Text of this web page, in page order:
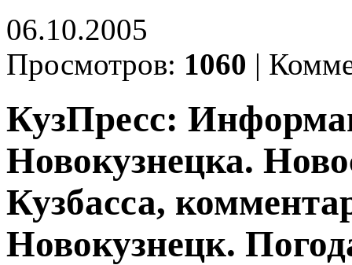
06.10.2005
Просмотров: 1060 |
КузПресс:
Новокузнецка.
Кузбасса,
Новокузнецк.